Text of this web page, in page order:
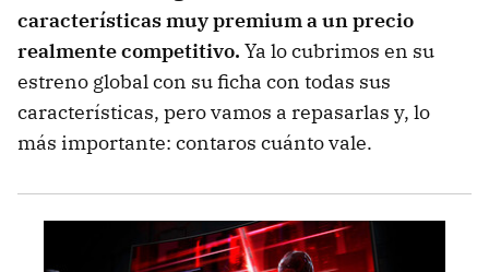
características muy premium a un precio
realmente competitivo. Ya lo cubrimos en su
estreno global con su ficha con todas sus
características, pero vamos a repasarlas y, lo
más importante: contaros cuánto vale.